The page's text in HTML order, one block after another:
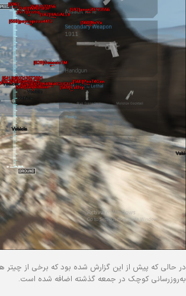
به‌روزرسانی کوچک در جمعه گذشته اضافه شده است.